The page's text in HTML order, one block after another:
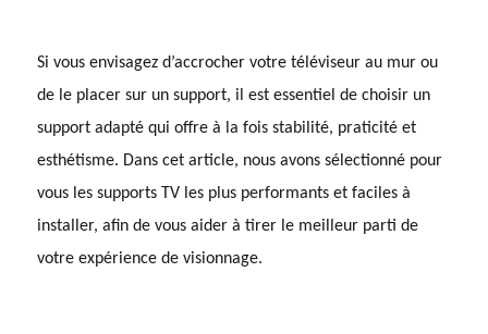
Si vous envisagez d’accrocher votre téléviseur au mur ou
de le placer sur un support, il est essentiel de choisir un
support adapté qui offre à la fois stabilité, praticité et
esthétisme. Dans cet article, nous avons sélectionné pour
vous les supports TV les plus performants et faciles à
installer, afin de vous aider à tirer le meilleur parti de
votre expérience de visionnage.